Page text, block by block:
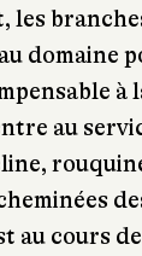
les
domaine
à
au
au cours de